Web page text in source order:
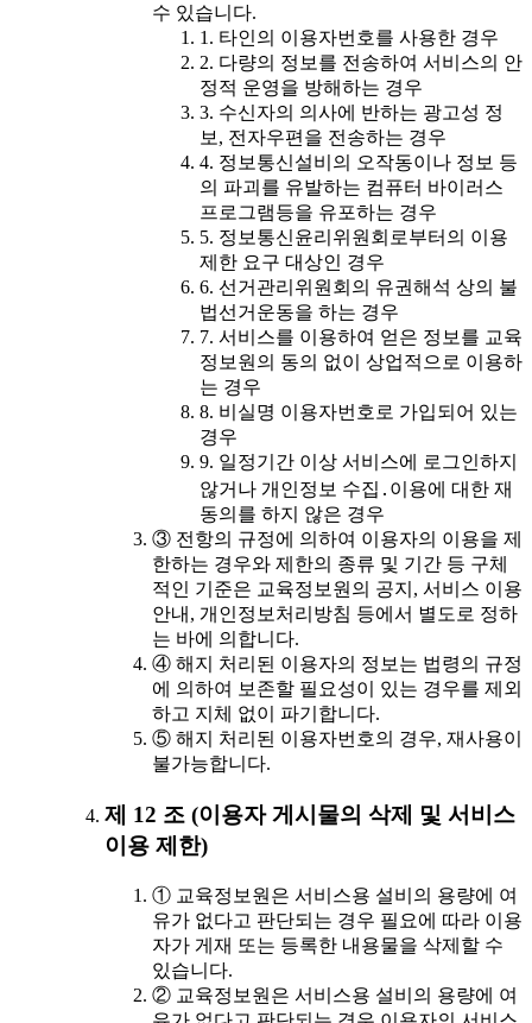
수 있습니다.
1. 타인의 이용자번호를 사용한 경우
2. 다량의 정보를 전송하여 서비스의 안
정적 운영을 방해하는 경우
3. 수신자의 의사에 반하는 광고성 정
보, 전자우편을 전송하는 경우
4. 정보통신설비의 오작동이나 정보 등
의 파괴를 유발하는 컴퓨터 바이러스
프로그램등을 유포하는 경우
5. 정보통신윤리위원회로부터의 이용
제한 요구 대상인 경우
6. 선거관리위원회의 유권해석 상의 불
법선거운동을 하는 경우
7. 서비스를 이용하여 얻은 정보를 교육
정보원의 동의 없이 상업적으로 이용하
는 경우
8. 비실명 이용자번호로 가입되어 있는
경우
9. 일정기간 이상 서비스에 로그인하지
않거나 개인정보 수집․이용에 대한 재
동의를 하지 않은 경우
③ 전항의 규정에 의하여 이용자의 이용을 제
한하는 경우와 제한의 종류 및 기간 등 구체
적인 기준은 교육정보원의 공지, 서비스 이용
안내, 개인정보처리방침 등에서 별도로 정하
는 바에 의합니다.
④ 해지 처리된 이용자의 정보는 법령의 규정
에 의하여 보존할 필요성이 있는 경우를 제외
하고 지체 없이 파기합니다.
⑤ 해지 처리된 이용자번호의 경우, 재사용이
불가능합니다.
제 12 조 (이용자 게시물의 삭제 및 서비스
이용 제한)
① 교육정보원은 서비스용 설비의 용량에 여
유가 없다고 판단되는 경우 필요에 따라 이용
자가 게재 또는 등록한 내용물을 삭제할 수
있습니다.
② 교육정보원은 서비스용 설비의 용량에 여